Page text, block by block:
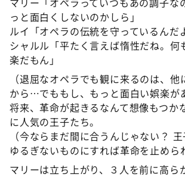
っと面白くしないのかしら」
ルイ「オペラの伝統を守っているんだ
シャルル「平たく言えば惰性だね。何
楽だもん」
（退屈なオペラでも観に来るのは、他
から…でももし、もっと面白い娯楽が
将来、革命が起きるなんて想像もつか
に人気の王子たち。
（今ならまだ間に合うんじゃない？
ゆるぎないものにすれば革命を止めら
マリーは立ち上がり、３人を前に高ら